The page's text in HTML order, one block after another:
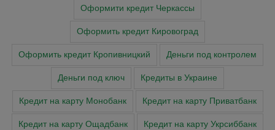
Оформити кредит Черкасcы
Оформить кредит Кировоград
Оформить кредит Кропивницкий Деньги под контролем
Деньги под ключ Кредиты в Украине
Кредит на карту Монобанк Кредит на карту Приватбанк
Кредит на карту Ощадбанк Кредит на карту Укрсиббанк